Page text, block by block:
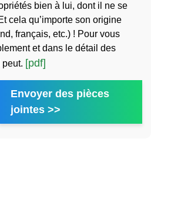
bien à lui, dont il ne se
cela qu’importe son origine
français, etc.) ! Pour vous
et dans le détail des
peut. [pdf]
Envoyer des pièces
jointes >>